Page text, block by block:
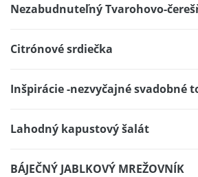
Nezabudnuteľný Tvarohovo-
Citrónové srdiečka
Inšpirácie -nezvyčajné svadobné
Lahodný kapustový šalát
BÁJEČNÝ JABLKOVÝ MREŽOVNÍK